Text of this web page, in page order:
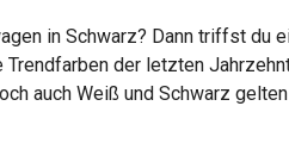
in Schwarz? Dann triffst
der letzten
auch Weiß und Schwarz